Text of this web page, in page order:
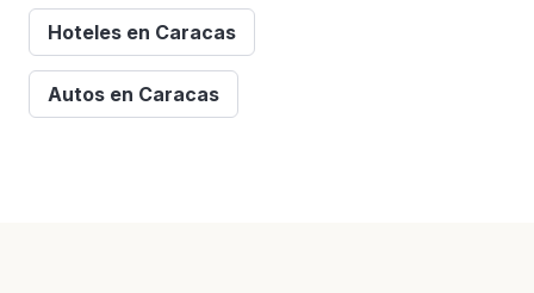
Hoteles en Caracas
Autos en Caracas